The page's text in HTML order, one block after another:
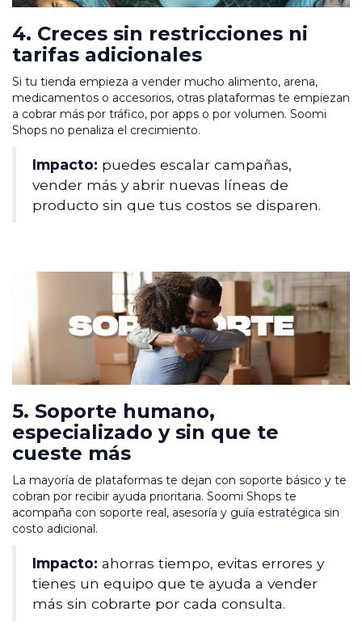
4. Creces sin restricciones ni
tarifas adicionales
Si tu tienda empieza a vender mucho alimento, arena,
medicamentos o accesorios, otras plataformas te empiezan
a cobrar más por tráfico, por apps o por volumen. Soomi
Shops no penaliza el crecimiento.
Impacto: puedes escalar campañas,
vender más y abrir nuevas líneas de
producto sin que tus costos se disparen.
5. Soporte humano,
especializado y sin que te
cueste más
La mayoría de plataformas te dejan con soporte básico y te
cobran por recibir ayuda prioritaria. Soomi Shops te
acompaña con soporte real, asesoría y guía estratégica sin
costo adicional.
Impacto: ahorras tiempo, evitas errores y
tienes un equipo que te ayuda a vender
más sin cobrarte por cada consulta.